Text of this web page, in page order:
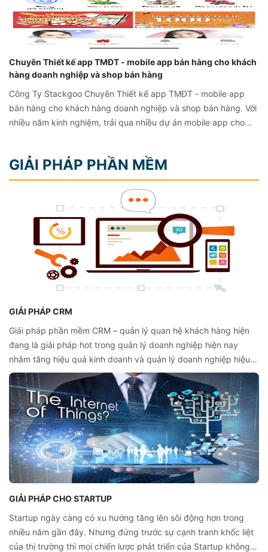
Chuyên Thiết kế app TMĐT - mobile app bán hàng cho khách
hàng doanh nghiệp và shop bán hàng
Công Ty Stackgoo Chuyên Thiết kế app TMĐT - mobile app
bán hàng cho khách hàng doanh nghiệp và shop bán hàng. Với
nhiều năm kinh nghiệm, trải qua nhiều dự án mobile app cho
hàng được thuận tiện nhất.
GIẢI PHÁP PHẦN MỀM
GIẢI PHÁP CRM
Giải pháp phần mềm CRM – quản lý quan hệ khách hàng hiện
đang là giải pháp hot trong quản lý doanh nghiệp hiện nay
nhằm tăng hiệu quả kinh doanh và quản lý doanh nghiệp hiệu
quả. Tuy vậy, nếu không hiểu đúng về CRM và tận dụng được
giá trị thì hiệu quả dễ dàng bị suy giảm. Vậy, phải làm thế nào
để bạn chắc chắn mình đang thực sự tận dụng được toàn bộ
tiềm lực mà giải pháp CRM mang đến như đúng mong đợi?
GIẢI PHÁP CHO STARTUP
Startup ngày càng có xu hướng tăng lên sôi động hơn trong
nhiều năm gần đây. Nhưng đứng trước sự cạnh tranh khốc liệt
của thị trường thì mọi chiến lược phát triển của Startup không